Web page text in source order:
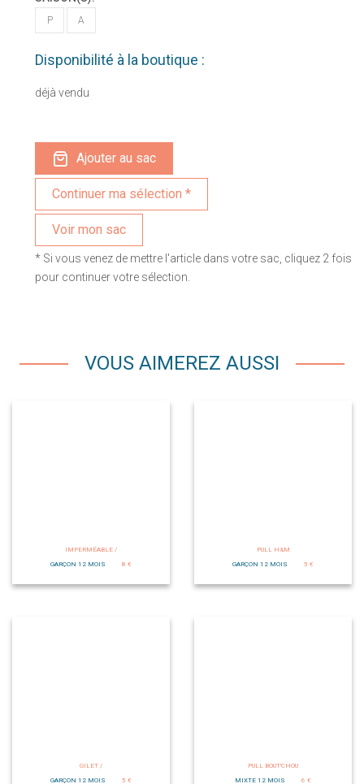
P A
Disponibilité à la boutique :
déjà vendu
Ajouter au sac
Voir mon sac
* Si vous venez de mettre l'article dans votre sac, cliquez 2 fois
pour continuer votre sélection.
VOUS AIMEREZ AUSSI
IMPERMÉABLE /
GARÇON 12 MOIS
8 €
PULL H&M
GARÇON 12 MOIS
5 €
GILET /
GARÇON 12 MOIS
5 €
PULL BOUT'CHOU
MIXTE 12 MOIS
6 €